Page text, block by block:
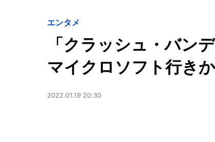
エンタメ
「クラッシュ・バ
マイクロソフト行きか
2022.01.19 20:30